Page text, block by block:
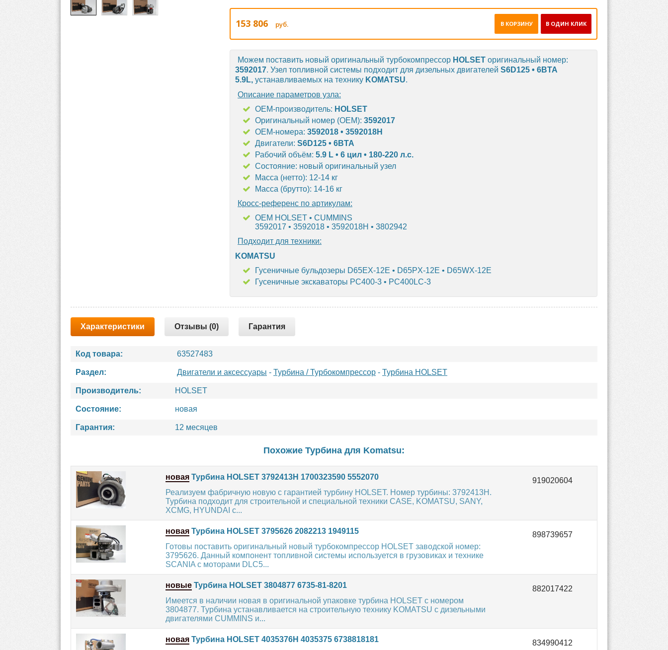
153 806 руб. В ОДИН КЛИК
В КОРЗИНУ
Можем поставить новый оригинальный турбокомпрессор HOLSET оригинальный номер:
3592017. Узел топливной системы подходит для дизельных двигателей S6D125 • 6BTA
5.9L, устанавливаемых на технику KOMATSU.
Описание параметров узла:
OEM-производитель: HOLSET
Оригинальный номер (OEM): 3592017
OEM-номера: 3592018 • 3592018H
Двигатели: S6D125 • 6BTA
Рабочий объём: 5.9 L • 6 цил • 180-220 л.с.
Состояние: новый оригинальный узел
Масса (нетто): 12-14 кг
Масса (брутто): 14-16 кг
Кросс-референс по артикулам:
OEM HOLSET • CUMMINS
3592017 • 3592018 • 3592018H • 3802942
Подходит для техники:
KOMATSU
Гусеничные бульдозеры D65EX-12E • D65PX-12E • D65WX-12E
Гусеничные экскаваторы PC400-3 • PC400LC-3
Характеристики Отзывы (0) Гарантия
Код товара: 63527483
Раздел: Двигатели и аксессуары - Турбина / Турбокомпрессор - Турбина HOLSET
Производитель: HOLSET
Состояние: новая
Гарантия: 12 месяцев
Похожие Турбина для Komatsu:
новая Турбина HOLSET 3792413H 1700323590 5552070
Реализуем фабричную новую с гарантией турбину HOLSET. Номер турбины: 3792413H.
Турбина подходит для строительной и специальной техники CASE, KOMATSU, SANY,
XCMG, HYUNDAI с...
новая Турбина HOLSET 3795626 2082213 1949115
Готовы поставить оригинальный новый турбокомпрессор HOLSET заводской номер:
3795626. Данный компонент топливной системы используется в грузовиках и технике
SCANIA с моторами DLC5...
новые Турбина HOLSET 3804877 6735-81-8201
Имеется в наличии новая в оригинальной упаковке турбина HOLSET с номером
3804877. Турбина устанавливается на строительную технику KOMATSU с дизельными
двигателями CUMMINS и...
новая Турбина HOLSET 4035376H 4035375 6738818181